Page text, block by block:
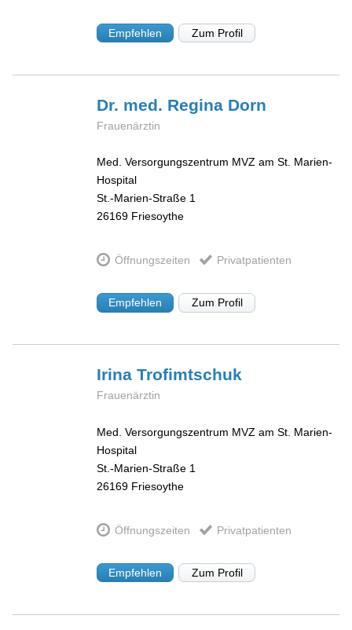
Empfehlen Zum Profil
Dr. med. Regina Dorn
Frauenärztin
Med. Versorgungszentrum MVZ am St. Marien-
Hospital
St.-Marien-Straße 1
26169 Friesoythe
Öffnungszeiten Privatpatienten
Empfehlen Zum Profil
IrinaTrofimtschuk
Frauenärztin
Med. Versorgungszentrum MVZ am St. Marien-
Hospital
St.-Marien-Straße 1
26169 Friesoythe
Öffnungszeiten Privatpatienten
Empfehlen Zum Profil